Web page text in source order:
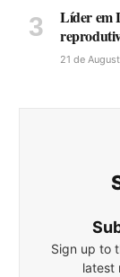
Líder em
21 de
Sign up to
latest